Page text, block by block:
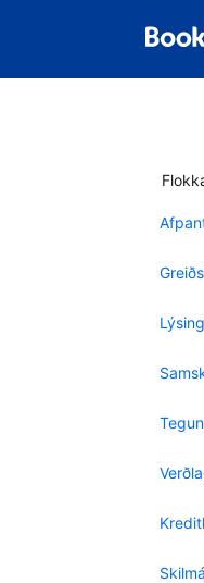
Lýsing